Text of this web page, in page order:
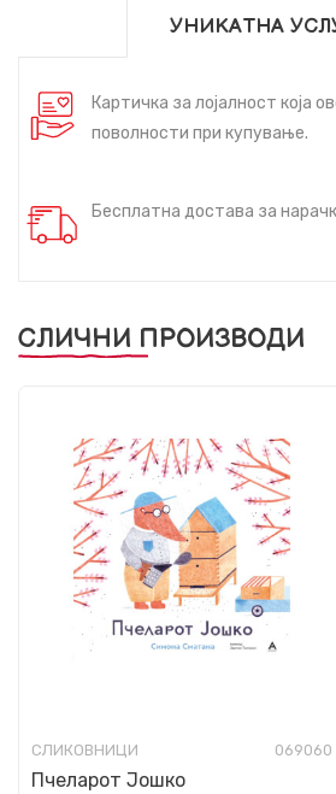
УНИКАТНА
Картичка за лојалност која
поволности при купување.
Бесплатна достава за
СЛИЧНИ ПРОИЗВОДИ
СЛИКОВНИЦИ 069060
Пчеларот Јошко